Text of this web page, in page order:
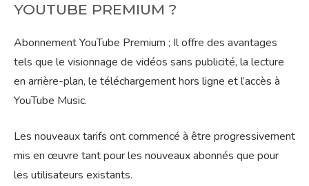
YOUTUBE PREMIUM ?
Abonnement YouTube Premium ; Il offre des avantages
tels que le visionnage de vidéos sans publicité, la lecture
en arrière-plan, le téléchargement hors ligne et l’accès à
YouTube Music.
Les nouveaux tarifs ont commencé à être progressivement
mis en œuvre tant pour les nouveaux abonnés que pour
les utilisateurs existants.